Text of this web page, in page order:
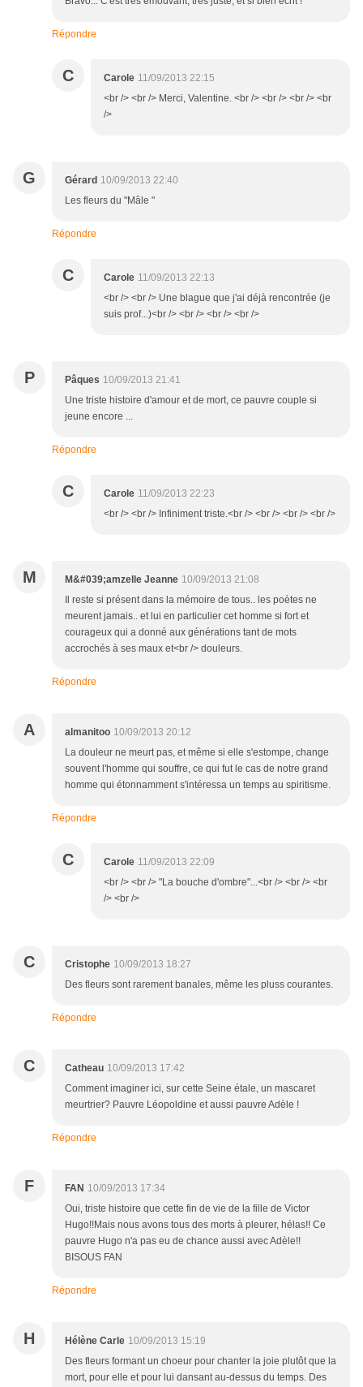
Répondre
C Carole 11/09/2013 22:15
<br /> <br /> Merci, Valentine. <br /> <br /> <br /> <br
/>
G Gérard 10/09/2013 22:40
Les fleurs du "Mâle "
Répondre
C Carole 11/09/2013 22:13
<br /> <br /> Une blague que j'ai déjà rencontrée (je
suis prof...)<br /> <br /> <br /> <br />
P Pâques 10/09/2013 21:41
Une triste histoire d'amour et de mort, ce pauvre couple si
jeune encore ...
Répondre
C Carole 11/09/2013 22:23
<br /> <br /> Infiniment triste.<br /> <br /> <br /> <br />
M M&#039;amzelle Jeanne 10/09/2013 21:08
Il reste si présent dans la mémoire de tous.. les poètes ne
meurent jamais.. et lui en particulier cet homme si fort et
courageux qui a donné aux générations tant de mots
accrochés à ses maux et<br /> douleurs.
Répondre
A almanitoo 10/09/2013 20:12
La douleur ne meurt pas, et même si elle s'estompe, change
souvent l'homme qui souffre, ce qui fut le cas de notre grand
homme qui étonnamment s'intéressa un temps au spiritisme.
Répondre
C Carole 11/09/2013 22:09
<br /> <br /> "La bouche d'ombre"...<br /> <br /> <br
/> <br />
C Cristophe 10/09/2013 18:27
Des fleurs sont rarement banales, même les pluss courantes.
Répondre
C Catheau 10/09/2013 17:42
Comment imaginer ici, sur cette Seine étale, un mascaret
meurtrier? Pauvre Léopoldine et aussi pauvre Adèle !
Répondre
F FAN 10/09/2013 17:34
Oui, triste histoire que cette fin de vie de la fille de Victor
Hugo!!Mais nous avons tous des morts à pleurer, hélas!! Ce
pauvre Hugo n'a pas eu de chance aussi avec Adèle!!
BISOUS FAN
Répondre
H Hélène Carle 10/09/2013 15:19
Des fleurs formant un choeur pour chanter la joie plutôt que la
mort, pour elle et pour lui dansant au-dessus du temps. Des